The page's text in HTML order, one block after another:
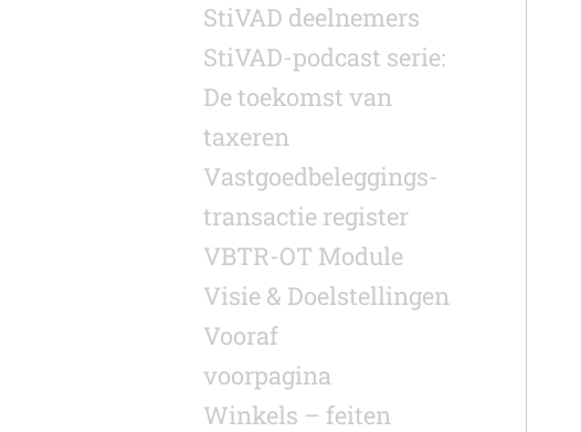
StiVAD deelnemers
StiVAD-podcast serie:
De toekomst van
taxeren
Vastgoed­beleggings­
transactie register
VBTR-OT Module
Visie & Doelstellingen
Vooraf
voorpagina
Winkels – feiten